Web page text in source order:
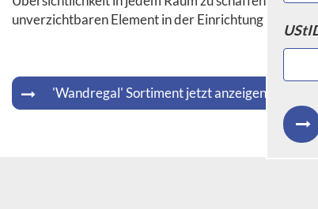
unverzichtbaren Element in der Einrichtung werden.
'Wandregal' Sortiment jetzt anzeigen